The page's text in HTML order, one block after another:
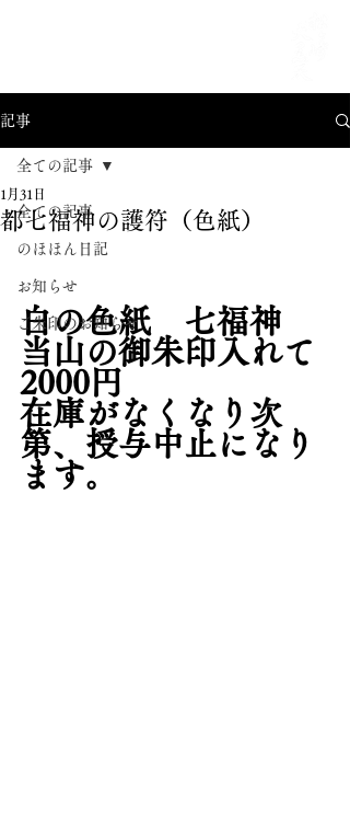
記事
全ての記事
のほほん日記
お知らせ
ご朱印のお知らせ
全ての記事
都七福神の護符（色紙）
1月31日
白の色紙　七福神
当山の御朱印入れて
2000円
在庫がなくなり次
第、授与中止になり
ます。